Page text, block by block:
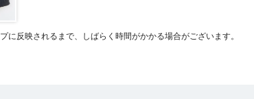
に反映されるまで、しばらく時間がかかる場合がございます。